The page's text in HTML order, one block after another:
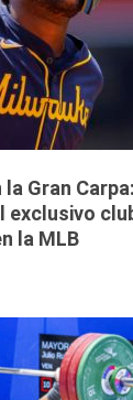
Gran
exclusivo
la MLB